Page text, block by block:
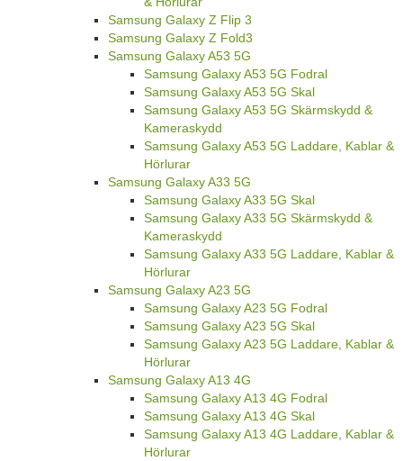
Samsung Galaxy Z Flip 3
Samsung Galaxy Z Fold3
Samsung Galaxy A53 5G
Samsung Galaxy A53 5G Fodral
Samsung Galaxy A53 5G Skal
Samsung Galaxy A53 5G Skärmskydd &
Kameraskydd
Samsung Galaxy A53 5G Laddare, Kablar &
Hörlurar
Samsung Galaxy A33 5G
Samsung Galaxy A33 5G Skal
Samsung Galaxy A33 5G Skärmskydd &
Kameraskydd
Samsung Galaxy A33 5G Laddare, Kablar &
Hörlurar
Samsung Galaxy A23 5G
Samsung Galaxy A23 5G Fodral
Samsung Galaxy A23 5G Skal
Samsung Galaxy A23 5G Laddare, Kablar &
Hörlurar
Samsung Galaxy A13 4G
Samsung Galaxy A13 4G Fodral
Samsung Galaxy A13 4G Skal
Samsung Galaxy A13 4G Laddare, Kablar &
Hörlurar